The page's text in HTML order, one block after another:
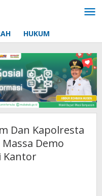
HUKUM
Dan Kapolresta
Demo
Kantor